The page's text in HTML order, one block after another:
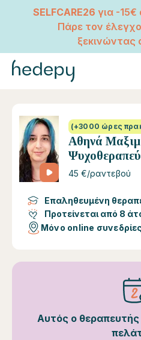
SELFCARE26 για -
Πάρε τον
ξεκινώντας
(+3000 ώρες
Αθηνά
45 €/ραντεβού
Επαληθευμένη
Προτείνεται από 8
Μόνο online
Αυτός ο θεραπευτής